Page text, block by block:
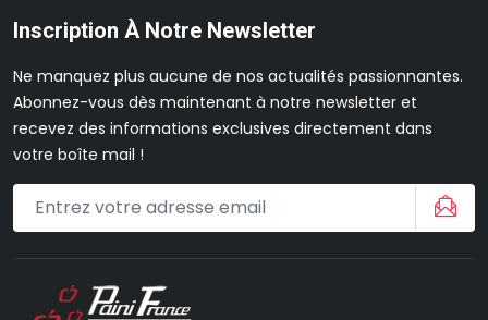
Inscription À Notre Newsletter
Ne manquez plus aucune de nos actualités passionnantes.
Abonnez-vous dès maintenant à notre newsletter et
recevez des informations exclusives directement dans
votre boîte mail !